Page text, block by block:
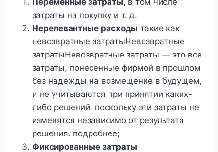
затраты на покупку и т. д.
Нерелевантные расходы такие как
невозвратные затратыНевозвратные
затратыНевозвратные затраты — это все
затраты, понесенные фирмой в прошлом
без надежды на возмещение в будущем,
и не учитываются при принятии каких-
либо решений, поскольку эти затраты не
изменятся независимо от результата
решения. подробнее;
Фиксированные затраты